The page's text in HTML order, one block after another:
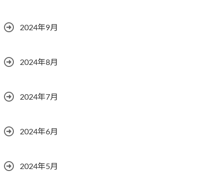
2024年9月
2024年8月
2024年7月
2024年6月
2024年5月